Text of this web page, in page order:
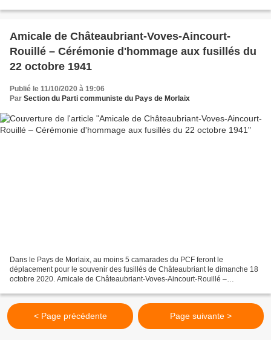
Amicale de Châteaubriant-Voves-Aincourt-
Rouillé – Cérémonie d'hommage aux fusillés du
22 octobre 1941
Publié le 11/10/2020 à 19:06
Par Section du Parti communiste du Pays de Morlaix
Dans le Pays de Morlaix, au moins 5 camarades du PCF feront le
déplacement pour le souvenir des fusillés de Châteaubriant le dimanche 18
octobre 2020. Amicale de Châteaubriant-Voves-Aincourt-Rouillé –
< Page précédente Page suivante >